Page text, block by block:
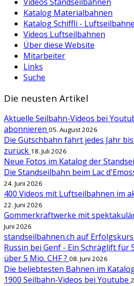
Katalog Materialbahnen
Katalog Schiffli -
Videos Luftseilbahnen
Über diese Website
Mitarbeiter
Links
Suche
Die neusten Artikel
Aktuelle Seilbahn-Videos bei
abonnieren 05. August 2026
Die Gütschbahn fährt jedes Jahr
zurück 18. Juli 2026
Neue Fotos im Katalog der
Die Standseilbahn beim Lac
24. Juni 2026
400 Videos mit Luftseilbahnen im
22. Juni 2026
Gommerkraftwerke mit
Juni 2026
standseilbahnen.ch auf Erfolgskurs
Russin bei Genf - Ein Schräglift für
über 5 Mio. CHF ? 08. Juni 2026
Die beliebtesten Bahnen im
1900 Seilbahn-Videos bei Youtube